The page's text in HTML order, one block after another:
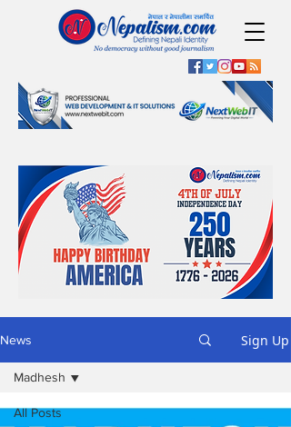
News Sign Up
All Posts
Madhesh